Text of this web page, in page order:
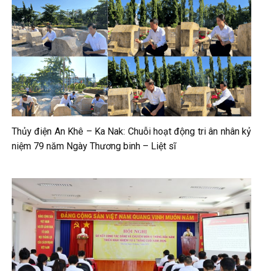
Thủy điện An Khê – Ka Nak: Chuỗi hoạt động tri ân nhân kỷ
niệm 79 năm Ngày Thương binh – Liệt sĩ